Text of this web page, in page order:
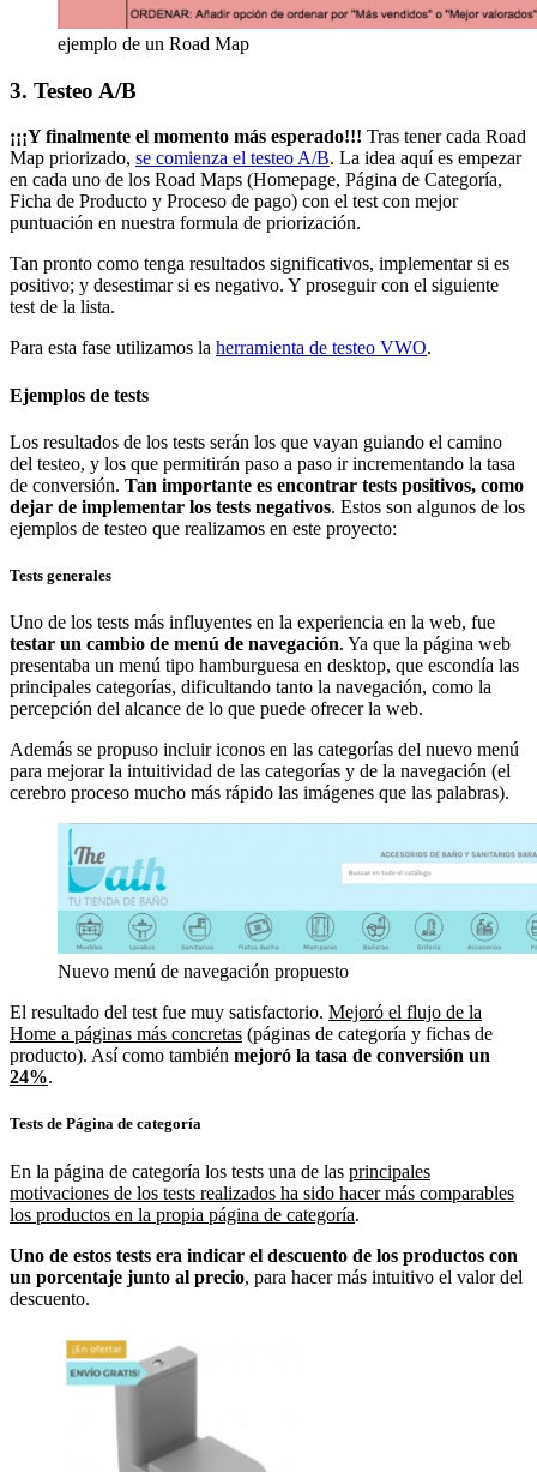
ejemplo de un Road Map
3. Testeo A/B
¡¡¡Y finalmente el momento más esperado!!! Tras tener cada Road
Map priorizado, se comienza el testeo A/B. La idea aquí es empezar
en cada uno de los Road Maps (Homepage, Página de Categoría,
Ficha de Producto y Proceso de pago) con el test con mejor
puntuación en nuestra formula de priorización.
Tan pronto como tenga resultados significativos, implementar si es
positivo; y desestimar si es negativo. Y proseguir con el siguiente
test de la lista.
Para esta fase utilizamos la herramienta de testeo VWO.
Ejemplos de tests
Los resultados de los tests serán los que vayan guiando el camino
del testeo, y los que permitirán paso a paso ir incrementando la tasa
de conversión. Tan importante es encontrar tests positivos, como
dejar de implementar los tests negativos. Estos son algunos de los
ejemplos de testeo que realizamos en este proyecto:
Tests generales
Uno de los tests más influyentes en la experiencia en la web, fue
testar un cambio de menú de navegación. Ya que la página web
presentaba un menú tipo hamburguesa en desktop, que escondía las
principales categorías, dificultando tanto la navegación, como la
percepción del alcance de lo que puede ofrecer la web.
Además se propuso incluir iconos en las categorías del nuevo menú
para mejorar la intuitividad de las categorías y de la navegación (el
cerebro proceso mucho más rápido las imágenes que las palabras).
Nuevo menú de navegación propuesto
El resultado del test fue muy satisfactorio. Mejoró el flujo de la
Home a páginas más concretas (páginas de categoría y fichas de
producto). Así como también mejoró la tasa de conversión un
24%.
Tests de Página de categoría
En la página de categoría los tests una de las principales
motivaciones de los tests realizados ha sido hacer más comparables
los productos en la propia página de categoría.
Uno de estos tests era indicar el descuento de los productos con
un porcentaje junto al precio, para hacer más intuitivo el valor del
descuento.